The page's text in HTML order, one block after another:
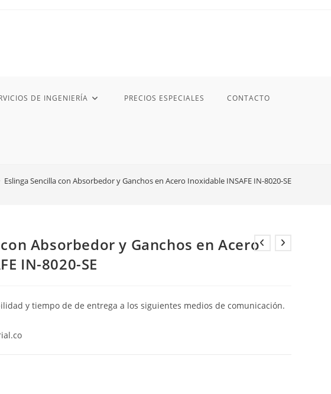
DE INGENIERÍA PRECIOS ESPECIALES CONTACTO
Eslinga Sencilla con Absorbedor y Ganchos en Acero Inoxidable INSAFE IN-8020-SE
Absorbedor y Ganchos en Acero
IN-8020-SE
y tiempo de de entrega a los siguientes medios de comunicación.